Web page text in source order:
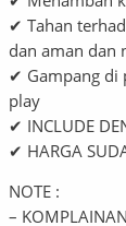
✔ Tahan
dan aman dan
✔ Gampang di
play
✔ INCLUDE
✔ HARGA
NOTE :
–